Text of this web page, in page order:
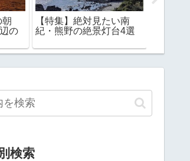
朝
の
【特集】絶対見たい南
紀・熊野の絶景灯台4選
検索